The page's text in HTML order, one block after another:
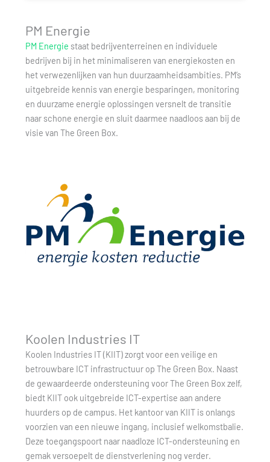
PM Energie
PM Energie staat bedrijventerreinen en individuele
bedrijven bij in het minimaliseren van energiekosten en
het verwezenlijken van hun duurzaamheidsambities. PM’s
uitgebreide kennis van energie besparingen, monitoring
en duurzame energie oplossingen versnelt de transitie
naar schone energie en sluit daarmee naadloos aan bij de
visie van The Green Box.
Koolen Industries IT
Koolen Industries IT (KIIT) zorgt voor een veilige en
betrouwbare ICT infrastructuur op The Green Box. Naast
de gewaardeerde ondersteuning voor The Green Box zelf,
biedt KIIT ook uitgebreide ICT-expertise aan andere
huurders op de campus. Het kantoor van KIIT is onlangs
voorzien van een nieuwe ingang, inclusief welkomstbalie.
Deze toegangspoort naar naadloze ICT-ondersteuning en
gemak versoepelt de dienstverlening nog verder.